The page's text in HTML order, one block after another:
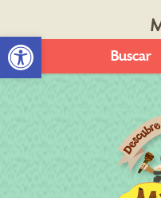
Abrir barra de herramientasBuscar